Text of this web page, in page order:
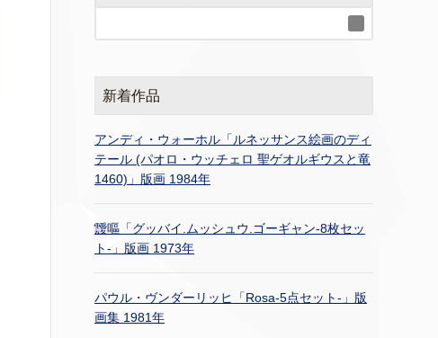
新着作品
アンディ・ウォーホル「ルネッサンス絵画のディ
テール (パオロ・ウッチェロ 聖ゲオルギウスと竜
1460)」版画 1984年
靉嘔「グッバイ.ムッシュウ.ゴーギャン-8枚セッ
ト-」版画 1973年
パウル・ヴンダーリッヒ「Rosa-5点セット-」版
画集 1981年